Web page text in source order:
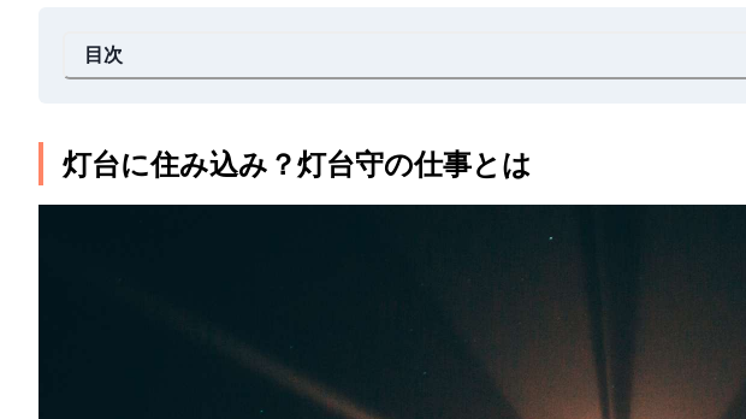
目次
灯台に住み込み？灯台守の仕事とは